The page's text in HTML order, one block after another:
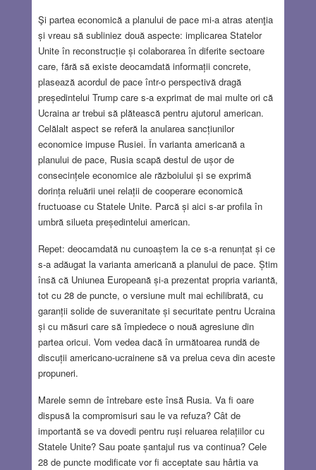
Şi partea economică a planului de pace mi-a atras atenţia
și vreau să subliniez două aspecte: implicarea Statelor
Unite în reconstrucție și colaborarea în diferite sectoare
care, fără să existe deocamdată informații concrete,
plasează acordul de pace într-o perspectivă dragă
președintelui Trump care s-a exprimat de mai multe ori că
Ucraina ar trebui să plătească pentru ajutorul american.
Celălalt aspect se referă la anularea sancțiunilor
economice impuse Rusiei. În varianta americană a
planului de pace, Rusia scapă destul de ușor de
consecințele economice ale războiului și se exprimă
dorința reluării unei relații de cooperare economică
fructuoase cu Statele Unite. Parcă și aici s-ar profila în
umbră silueta președintelui american.
Repet: deocamdată nu cunoaștem la ce s-a renunțat și ce
s-a adăugat la varianta americană a planului de pace. Știm
însă că Uniunea Europeană și-a prezentat propria variantă,
tot cu 28 de puncte, o versiune mult mai echilibrată, cu
garanții solide de suveranitate și securitate pentru Ucraina
și cu măsuri care să împiedece o nouă agresiune din
partea oricui. Vom vedea dacă în următoarea rundă de
discuții americano-ucrainene să va prelua ceva din aceste
propuneri.
Marele semn de întrebare este însă Rusia. Va fi oare
dispusă la compromisuri sau le va refuza? Cât de
importantă se va dovedi pentru ruși reluarea relațiilor cu
Statele Unite? Sau poate șantajul rus va continua? Cele
28 de puncte modificate vor fi acceptate sau hârtia va